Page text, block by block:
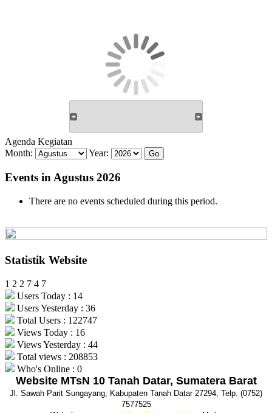
Agenda Kegiatan
Month:
Year:
Events in Agustus 2026
There are no events scheduled during this period.
Statistik Website
1 2 2 7 4 7
Users Today : 14
Users Yesterday : 36
Total Users : 122747
Views Today : 16
Views Yesterday : 44
Total views : 208853
Who's Online : 0
Website MTsN 10 Tanah Datar, Sumatera Barat
Jl. Sawah Parit Sungayang, Kabupaten Tanah Datar 27294, Telp. (0752)
7577525